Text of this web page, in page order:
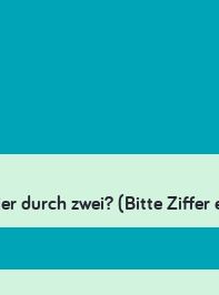
durch zwei? (Bitte Ziffer